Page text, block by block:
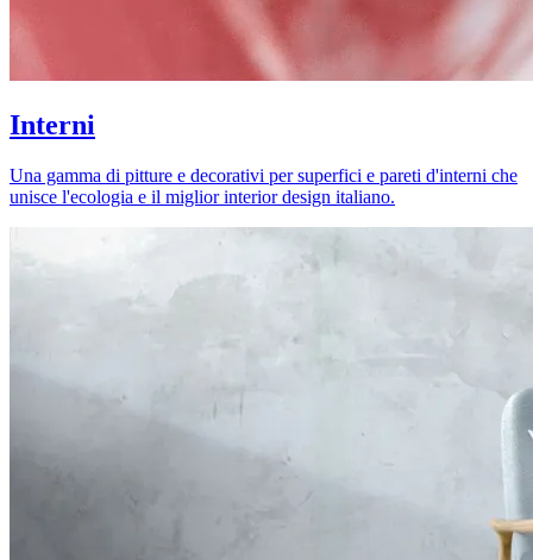
Interni
Una gamma di pitture e decorativi per superfici e pareti d'interni che
unisce l'ecologia e il miglior interior design italiano.